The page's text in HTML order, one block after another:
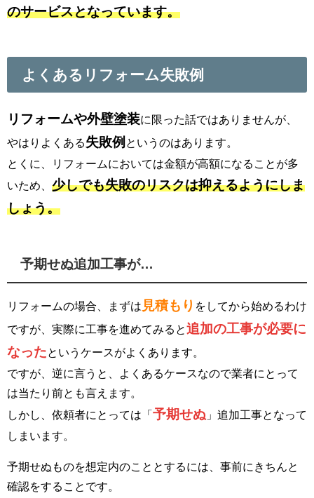
のサービスとなっています。
よくあるリフォーム失敗例
リフォームや外壁塗装に限った話ではありませんが、
やはりよくある失敗例 というのはあります。
とくに、リフォームにおいては金額が高額になることが多
いため、 少しでも失敗のリスクは抑えるようにしま
しょう。
予期せぬ追加工事が…
リフォームの場合、まずは 見積もり をしてから始めるわけ
ですが、実際に工事を進めてみると追加の工事が必要に
なった というケースがよくあります。
ですが、逆に言うと、よくあるケースなので業者にとって
は当たり前とも言えます。
しかし、依頼者にとっては「 予期せぬ 」追加工事となって
しまいます。
予期せぬものを想定内のこととするには、事前にきちんと
確認をすることです。